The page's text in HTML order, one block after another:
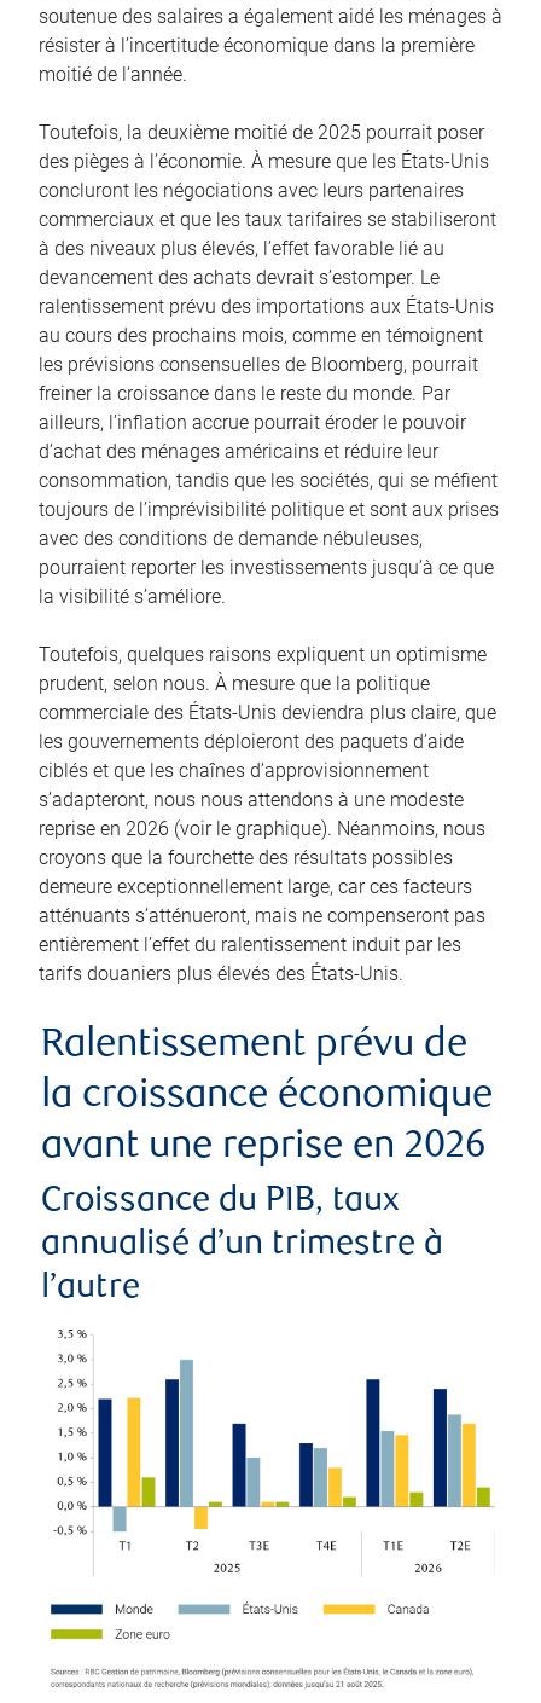
soutenue des salaires a également aidé les ménages à
résister à l’incertitude économique dans la première
moitié de l’année.
Toutefois, la deuxième moitié de 2025 pourrait poser
des pièges à l’économie. À mesure que les États-Unis
concluront les négociations avec leurs partenaires
commerciaux et que les taux tarifaires se stabiliseront
à des niveaux plus élevés, l’effet favorable lié au
devancement des achats devrait s’estomper. Le
ralentissement prévu des importations aux États-Unis
au cours des prochains mois, comme en témoignent
les prévisions consensuelles de Bloomberg, pourrait
freiner la croissance dans le reste du monde. Par
ailleurs, l’inflation accrue pourrait éroder le pouvoir
d’achat des ménages américains et réduire leur
consommation, tandis que les sociétés, qui se méfient
toujours de l’imprévisibilité politique et sont aux prises
avec des conditions de demande nébuleuses,
pourraient reporter les investissements jusqu’à ce que
la visibilité s’améliore.
Toutefois, quelques raisons expliquent un optimisme
prudent, selon nous. À mesure que la politique
commerciale des États-Unis deviendra plus claire, que
les gouvernements déploieront des paquets d’aide
ciblés et que les chaînes d’approvisionnement
s’adapteront, nous nous attendons à une modeste
reprise en 2026 (voir le graphique). Néanmoins, nous
croyons que la fourchette des résultats possibles
demeure exceptionnellement large, car ces facteurs
atténuants s’atténueront, mais ne compenseront pas
entièrement l’effet du ralentissement induit par les
tarifs douaniers plus élevés des États-Unis.
Ralentissement prévu de
la croissance économique
avant une reprise en 2026
Croissance du PIB, taux
annualisé d’un trimestre à
l’autre